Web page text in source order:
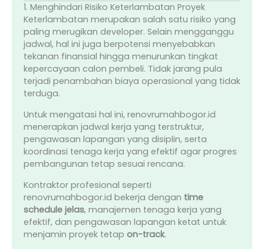
1. Menghindari Risiko Keterlambatan Proyek
Keterlambatan merupakan salah satu risiko yang
paling merugikan developer. Selain mengganggu
jadwal, hal ini juga berpotensi menyebabkan
tekanan finansial hingga menurunkan tingkat
kepercayaan calon pembeli. Tidak jarang pula
terjadi penambahan biaya operasional yang tidak
terduga.
Untuk mengatasi hal ini, renovrumahbogor.id
menerapkan jadwal kerja yang terstruktur,
pengawasan lapangan yang disiplin, serta
koordinasi tenaga kerja yang efektif agar progres
pembangunan tetap sesuai rencana.
Kontraktor profesional seperti
renovrumahbogor.id bekerja dengan time
schedule jelas, manajemen tenaga kerja yang
efektif, dan pengawasan lapangan ketat untuk
menjamin proyek tetap on-track.